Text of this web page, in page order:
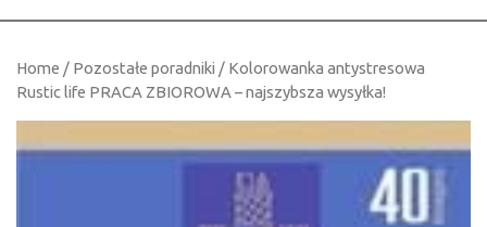
Home / Pozostałe poradniki / Kolorowanka antystresowa
Rustic life PRACA ZBIOROWA – najszybsza wysyłka!